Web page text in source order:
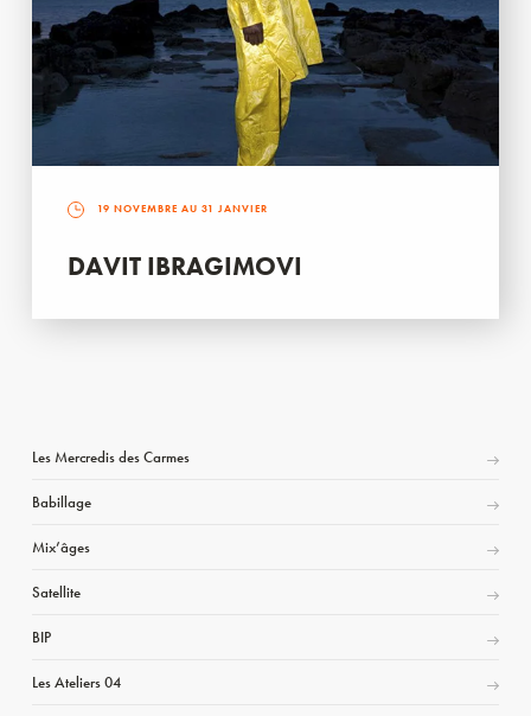
19 NOVEMBRE AU 31 JANVIER
DAVIT IBRAGIMOVI
Les Mercredis des Carmes
Babillage
Mix’âges
Satellite
BIP
Les Ateliers 04